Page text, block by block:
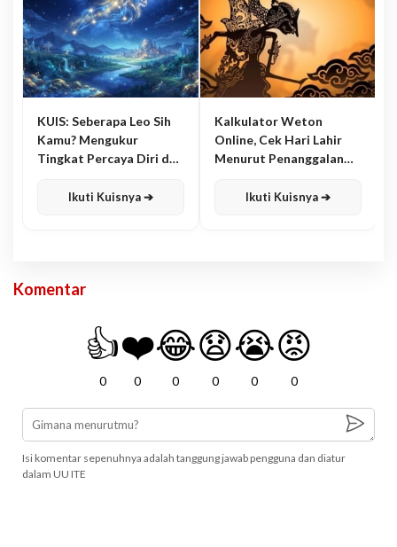
KUIS: Seberapa Leo Sih
Kamu? Mengukur
Tingkat Percaya Diri dan
Ikuti Kuisnya ➔
Kalkulator Weton
Online, Cek Hari Lahir
Menurut Penanggalan
Ikuti Kuisnya ➔
Komentar
👍
0
❤️
0
😂
0
😧
0
😭
0
😡
0
Isi komentar sepenuhnya adalah tanggung jawab pengguna dan diatur
dalam UU ITE